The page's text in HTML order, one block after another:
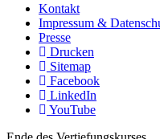
Kontakt
Impressum &
Presse
Drucken
Sitemap
Facebook
LinkedIn
YouTube